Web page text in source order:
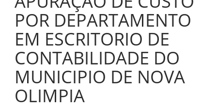
POR DEPARTAMENTO
EM ESCRITORIO DE
CONTABILIDADE DO
MUNICIPIO DE NOVA
OLIMPIA